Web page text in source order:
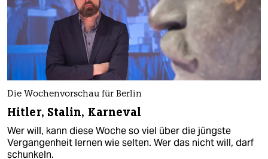
Die Wochenvorschau für Berlin
Hitler, Stalin, Karneval
Wer will, kann diese Woche so viel über die jüngste
Vergangenheit lernen wie selten. Wer das nicht will, darf
schunkeln.